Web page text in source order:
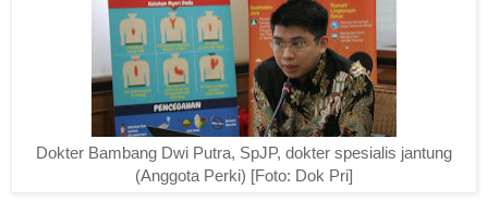
Dokter Bambang Dwi Putra, SpJP, dokter spesialis jantung
(Anggota Perki) [Foto: Dok Pri]